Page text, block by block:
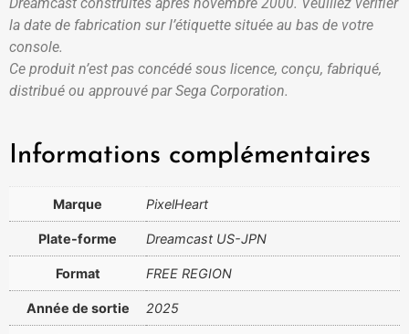
la date de fabrication sur l’étiquette située au bas de votre
console.
Ce produit n’est pas concédé sous licence, conçu, fabriqué,
distribué ou approuvé par Sega Corporation.
Informations complémentaires
Marque PixelHeart
Plate-forme Dreamcast US-JPN
Format FREE REGION
Année de sortie 2025